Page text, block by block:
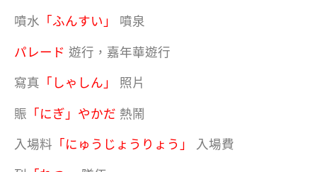
噴水 「ふんすい」
噴泉
パレード 遊行，嘉年華遊行
寫真 「しゃしん」
照片
賑 「にぎ」やかだ 熱鬧
入場料 「にゅうじょうりょう」
入場費